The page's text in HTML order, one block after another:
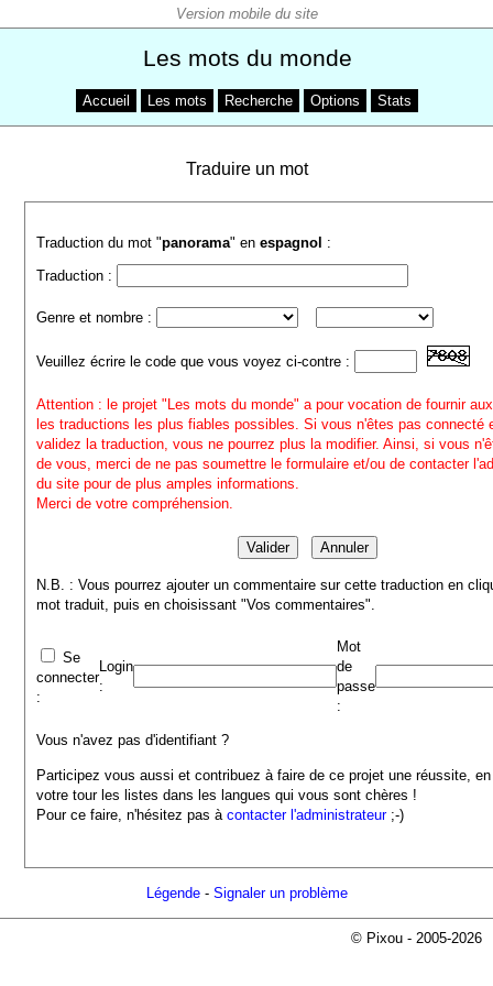
Les mots du monde
Accueil Les mots Recherche Options Stats
Traduire un mot
Traduction du mot "panorama" enespagnol :
Traduction :
Genre et nombre :
Veuillez écrire le code que vous voyez ci-contre :
Attention : le projet "Les mots du monde" a pour vocation de fournir
les traductions les plus fiables possibles. Si vous n'êtes pas connecté
validez la traduction, vous ne pourrez plus la modifier. Ainsi, si vous
de vous, merci de ne pas soumettre le formulaire et/ou de contacter
du site pour de plus amples informations.
Merci de votre compréhension.
N.B. : Vous pourrez ajouter un commentaire sur cette traduction en
mot traduit, puis en choisissant "Vos commentaires".
Se
connecter
:
Login
:
Mot
de
passe
:
Vous n'avez pas d'identifiant ?
Participez vous aussi et contribuez à faire de ce projet une réussite,
votre tour les listes dans les langues qui vous sont chères !
Pour ce faire, n'hésitez pas àcontacter l'administrateur;-)
Légende- Signaler un problème
© Pixou - 2005-2026